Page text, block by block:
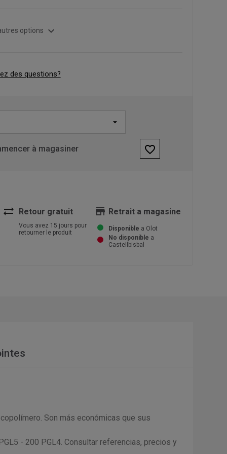
options expand_more
des questions?
à magasiner favorite_border
sync_alt Retour gratuit
Vous avez 15 jours pour
retourner le produit
store Retrait a magasine
Disponible a Olot
No disponible a
Castellbisbal
Son más económicas que sus
- 200 PGL4. Consultar referencias, precios y